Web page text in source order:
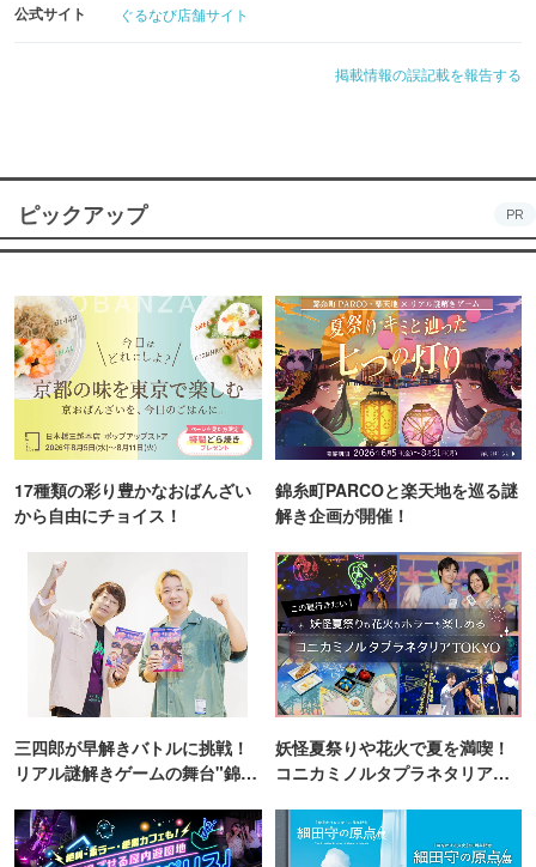
公式サイト ぐるなび店舗サイト
掲載情報の誤記載を報告する
ピックアップ PR
17種類の彩り豊かなおばんざい
から自由にチョイス！
錦糸町PARCOと楽天地を巡る謎
解き企画が開催！
三四郎が早解きバトルに挑戦！
リアル謎解きゲームの舞台"錦糸
妖怪夏祭りや花火で夏を満喫！
コニカミノルタプラネタリア